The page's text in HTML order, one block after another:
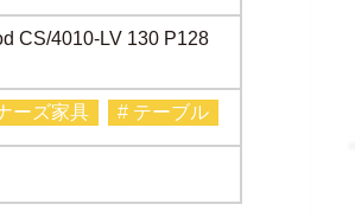
CS/4010-LV 130 P128
ーズ家具 # テーブル